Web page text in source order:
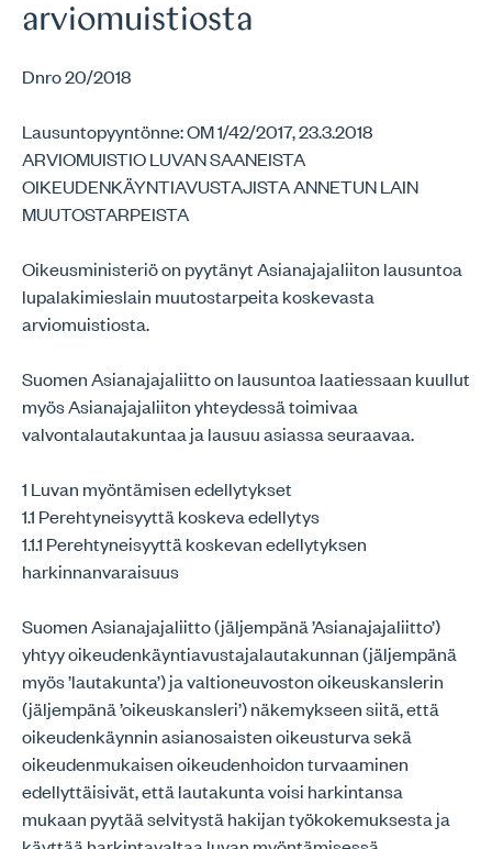
arviomuistiosta
Dnro 20/2018
Lausuntopyyntönne: OM 1/42/2017, 23.3.2018
ARVIOMUISTIO LUVAN SAANEISTA
OIKEUDENKÄYNTIAVUSTAJISTA ANNETUN LAIN
MUUTOSTARPEISTA
Oikeusministeriö on pyytänyt Asianajajaliiton lausuntoa
lupalakimieslain muutostarpeita koskevasta
arviomuistiosta.
Suomen Asianajajaliitto on lausuntoa laatiessaan kuullut
myös Asianajajaliiton yhteydessä toimivaa
valvontalautakuntaa ja lausuu asiassa seuraavaa.
1 Luvan myöntämisen edellytykset
1.1 Perehtyneisyyttä koskeva edellytys
1.1.1 Perehtyneisyyttä koskevan edellytyksen
harkinnanvaraisuus
Suomen Asianajajaliitto (jäljempänä ’Asianajajaliitto’)
yhtyy oikeudenkäyntiavustajalautakunnan (jäljempänä
myös ’lautakunta’) ja valtioneuvoston oikeuskanslerin
(jäljempänä ’oikeuskansleri’) näkemykseen siitä, että
oikeudenkäynnin asianosaisten oikeusturva sekä
oikeudenmukaisen oikeudenhoidon turvaaminen
edellyttäisivät, että lautakunta voisi harkintansa
mukaan pyytää selvitystä hakijan työkokemuksesta ja